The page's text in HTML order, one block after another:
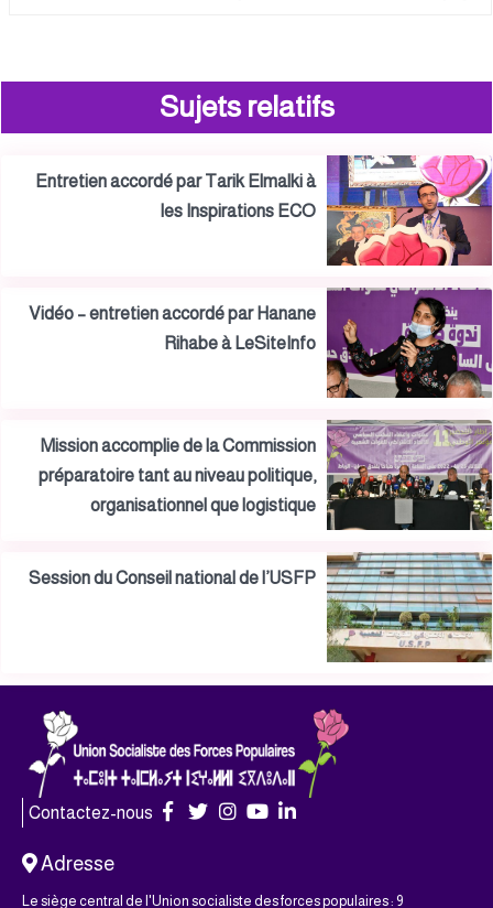
Sujets relatifs
Entretien accordé par Tarik Elmalki à
les Inspirations ECO
Vidéo – entretien accordé par Hanane
Rihabe à LeSiteInfo
Mission accomplie de la Commission
préparatoire tant au niveau politique,
organisationnel que logistique
Session du Conseil national de l’USFP
Contactez-nous
Adresse
Le siège central de l'Union socialiste des forces populaires : 9